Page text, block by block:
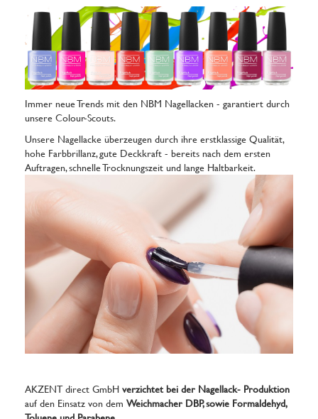
Immer neue Trends mit den NBM Nagellacken - garantiert durch
unsere Colour-Scouts.
Unsere Nagellacke überzeugen durch ihre erstklassige Qualität,
hohe Farbbrillanz, gute Deckkraft - bereits nach dem ersten
Auftragen, schnelle Trocknungszeit und lange Haltbarkeit.
AKZENT direct GmbHverzichtet bei der Nagellack- Produktion
auf den Einsatz von dem Weichmacher DBP, sowie Formaldehyd,